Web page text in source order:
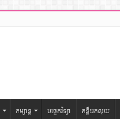
កម្សាន្ត បច្ចេកវិទ្យា គន្លឹះរកលុយ